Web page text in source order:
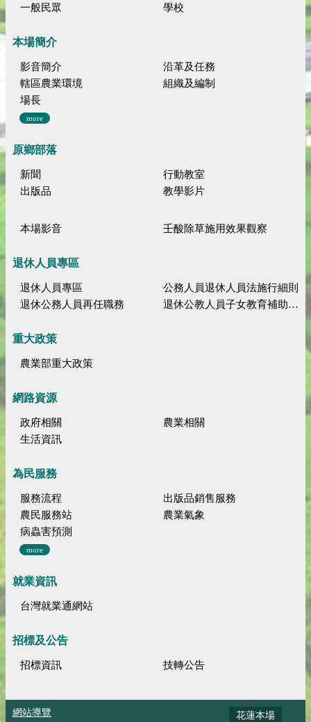
一般民眾 學校
本場簡介
影音簡介
沿革及任務
轄區農業環境
組織及編制
場長
more
原鄉部落
新聞
行動教室
出版品
教學影片
本場影音 壬酸除草施用效果觀察
退休人員專區
退休人員專區
公務人員退休人員法施行細則
退休公務人員再任職務
退休公教人員子女教育補助規定
重大政策
農業部重大政策
網路資源
政府相關
農業相關
生活資訊
為民服務
服務流程
出版品銷售服務
農民服務站
農業氣象
病蟲害預測
more
就業資訊
台灣就業通網站
招標及公告
招標資訊 技轉公告
網站導覽
花蓮本場